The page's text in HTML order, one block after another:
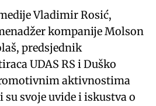
Vladimir Rosić,
kompanije Molson
predsjednik
UDAS RS i Duško
aktivnostima
svoje uvide i iskustva o